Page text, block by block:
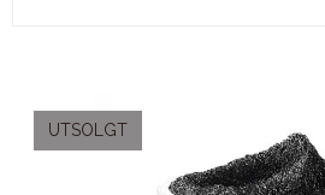
UTSOLGT